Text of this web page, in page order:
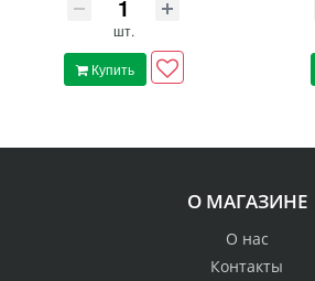
шт.
Купить
О МАГАЗИНЕ
О нас
Контакты